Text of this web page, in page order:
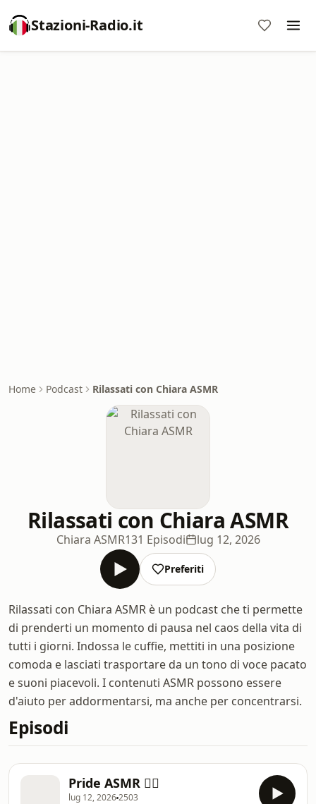
Stazioni-Radio.it
Home Podcast Rilassati con Chiara ASMR
Rilassati con Chiara ASMR
Chiara ASMR131 Episodi lug 12, 2026
Preferiti
Rilassati con Chiara ASMR è un podcast che ti permette
di prenderti un momento di pausa nel caos della vita di
tutti i giorni. Indossa le cuffie, mettiti in una posizione
comoda e lasciati trasportare da un tono di voce pacato
e suoni piacevoli. I contenuti ASMR possono essere
d'aiuto per addormentarsi, ma anche per concentrarsi.
Episodi
Pride ASMR 🏳️‍🌈
lug 12, 20262503